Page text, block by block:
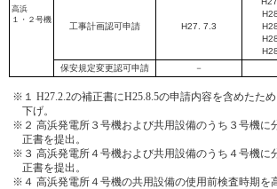
高浜
１・２号機
工事計画認可申請 H27. 7.3
保安規定変更認可申請 －
※１ H27.2.2の補正書にH25.8.5の申請内容を含めたた
下げ。
※２ 高浜発電所３号機および共用設備のうち３号機に
正書を提出。
※３ 高浜発電所４号機および共用設備のうち４号機に
正書を提出。
※４ 高浜発電所４号機の共用設備の使用前検査時期を